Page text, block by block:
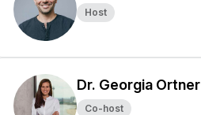
Host
Dr. Georgia Ortner
Co-host